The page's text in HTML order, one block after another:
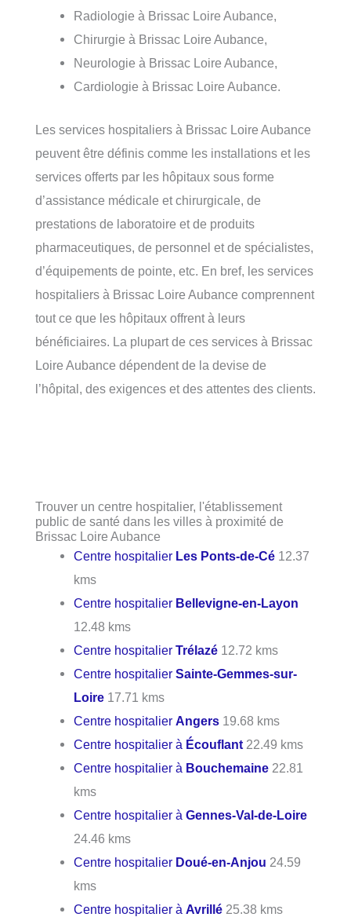
Radiologie à Brissac Loire Aubance,
Chirurgie à Brissac Loire Aubance,
Neurologie à Brissac Loire Aubance,
Cardiologie à Brissac Loire Aubance.
Les services hospitaliers à Brissac Loire Aubance
peuvent être définis comme les installations et les
services offerts par les hôpitaux sous forme
d’assistance médicale et chirurgicale, de
prestations de laboratoire et de produits
pharmaceutiques, de personnel et de spécialistes,
d’équipements de pointe, etc. En bref, les services
hospitaliers à Brissac Loire Aubance comprennent
tout ce que les hôpitaux offrent à leurs
bénéficiaires. La plupart de ces services à Brissac
Loire Aubance dépendent de la devise de
l’hôpital, des exigences et des attentes des clients.
Trouver un centre hospitalier, l'établissement
public de santé dans les villes à proximité de
Brissac Loire Aubance
Centre hospitalier Les Ponts-de-Cé 12.37
kms
Centre hospitalier Bellevigne-en-Layon
12.48 kms
Centre hospitalierTrélazé 12.72 kms
Centre hospitalierSainte-Gemmes-sur-
Loire 17.71 kms
Centre hospitalierAngers 19.68 kms
Centre hospitalier à Écouflant 22.49 kms
Centre hospitalier à Bouchemaine 22.81
kms
Centre hospitalier àGennes-Val-de-Loire
24.46 kms
Centre hospitalier Doué-en-Anjou 24.59
kms
Centre hospitalier àAvrillé 25.38 kms